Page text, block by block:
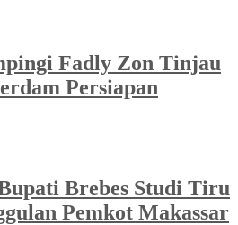
Fadly Zon Tinjau
Persiapan
Brebes Studi Tiru
Pemkot Makassar